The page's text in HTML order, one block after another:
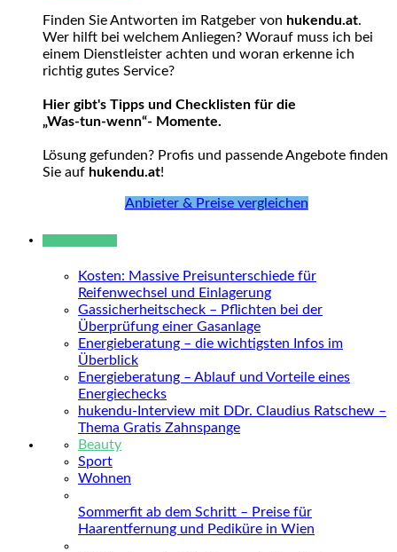
Finden Sie Antworten im Ratgeber von hukendu.at.
Wer hilft bei welchem Anliegen? Worauf muss ich bei
einem Dienstleister achten und woran erkenne ich
richtig gutes Service?
Hier gibt's Tipps und Checklisten für die
„Was-tun-wenn“- Momente.
Lösung gefunden? Profis und passende Angebote finden
Sie auf hukendu.at!
Anbieter & Preise vergleichen
Kosten: Massive Preisunterschiede für
Reifenwechsel und Einlagerung
Gassicherheitscheck – Pflichten bei der
Überprüfung einer Gasanlage
Energieberatung – die wichtigsten Infos im
Überblick
Energieberatung – Ablauf und Vorteile eines
Energiechecks
hukendu-Interview mit DDr. Claudius Ratschew –
Thema Gratis Zahnspange
Beauty
Sport
Wohnen
Sommerfit ab dem Schritt – Preise für
Haarentfernung und Pediküre in Wien